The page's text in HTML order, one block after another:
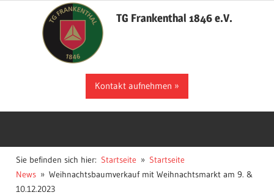
TG Frankenthal 1846 e.V.
Kontakt aufnehmen
Sie befinden sich hier: Startseite
Startseite
News
Weihnachtsbaumverkauf mit Weihnachtsmarkt am 9. &
10.12.2023